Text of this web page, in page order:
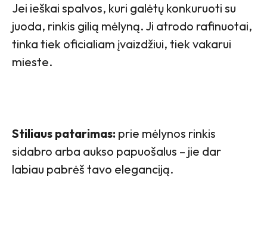
Jei ieškai spalvos, kuri galėtų konkuruoti su
juoda, rinkis gilią mėlyną. Ji atrodo rafinuotai,
tinka tiek oficialiam įvaizdžiui, tiek vakarui
mieste.
Stiliaus patarimas: prie mėlynos rinkis
sidabro arba aukso papuošalus – jie dar
labiau pabrėš tavo eleganciją.